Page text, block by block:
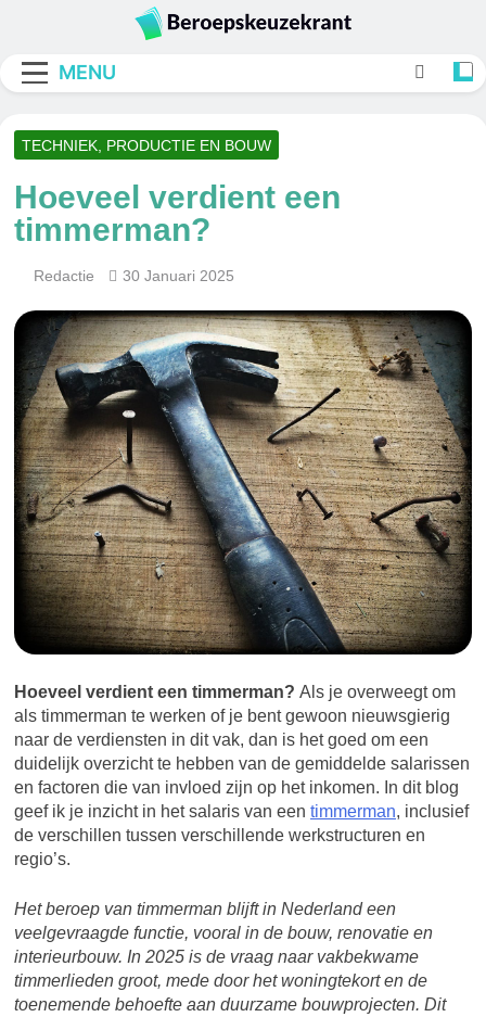
content
MENU
TECHNIEK, PRODUCTIE EN BOUW
Hoeveel verdient een
timmerman?
Redactie 30 Januari 2025
Hoeveel verdient een timmerman? Als je overweegt om
als timmerman te werken of je bent gewoon nieuwsgierig
naar de verdiensten in dit vak, dan is het goed om een
duidelijk overzicht te hebben van de gemiddelde salarissen
en factoren die van invloed zijn op het inkomen. In dit blog
geef ik je inzicht in het salaris van een timmerman, inclusief
de verschillen tussen verschillende werkstructuren en
regio’s.
Het beroep van timmerman blijft in Nederland een
veelgevraagde functie, vooral in de bouw, renovatie en
interieurbouw. In 2025 is de vraag naar vakbekwame
timmerlieden groot, mede door het woningtekort en de
toenemende behoefte aan duurzame bouwprojecten. Dit